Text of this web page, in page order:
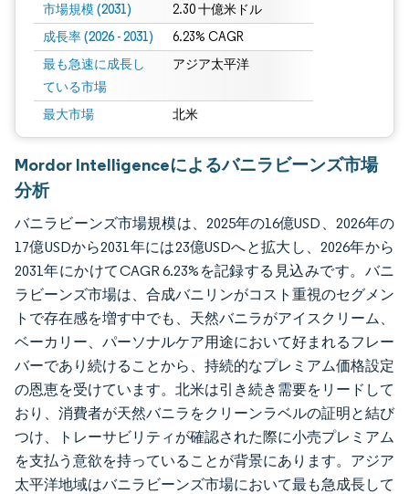
市場規模 (2031) 2.30 十億米ドル
成長率 (2026 - 2031) 6.23% CAGR
最も急速に成長し
ている市場
アジア太平洋
最大市場 北米
Mordor Intelligenceによるバニラビーンズ市場
分析
バニラビーンズ市場規模は、2025年の16億USD、2026年の
17億USDから2031年には23億USDへと拡大し、2026年から
2031年にかけてCAGR 6.23%を記録する見込みです。バニ
ラビーンズ市場は、合成バニリンがコスト重視のセグメン
トで存在感を増す中でも、天然バニラがアイスクリーム、
ベーカリー、パーソナルケア用途において好まれるフレー
バーであり続けることから、持続的なプレミアム価格設定
の恩恵を受けています。北米は引き続き需要をリードして
おり、消費者が天然バニラをクリーンラベルの証明と結び
つけ、トレーサビリティが確認された際に小売プレミアム
を支払う意欲を持っていることが背景にあります。アジア
太平洋地域はバニラビーンズ市場において最も急成長して